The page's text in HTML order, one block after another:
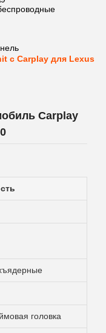
с Carplay для Lexus
Carplay
головка